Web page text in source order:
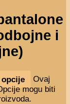
i
Ovaj
mogu biti